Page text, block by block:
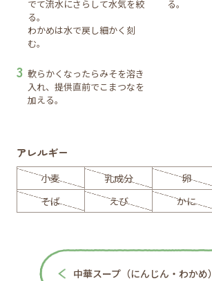
でて流水にさらして水気を絞
る。
わかめは水で戻し細かく刻
む。
る。
軟らかくなったらみそを溶き
入れ、提供直前でこまつなを
加える。
アレルギー
小麦 乳成分 卵
そば
えび かに
中華スープ（にんじん・わかめ）